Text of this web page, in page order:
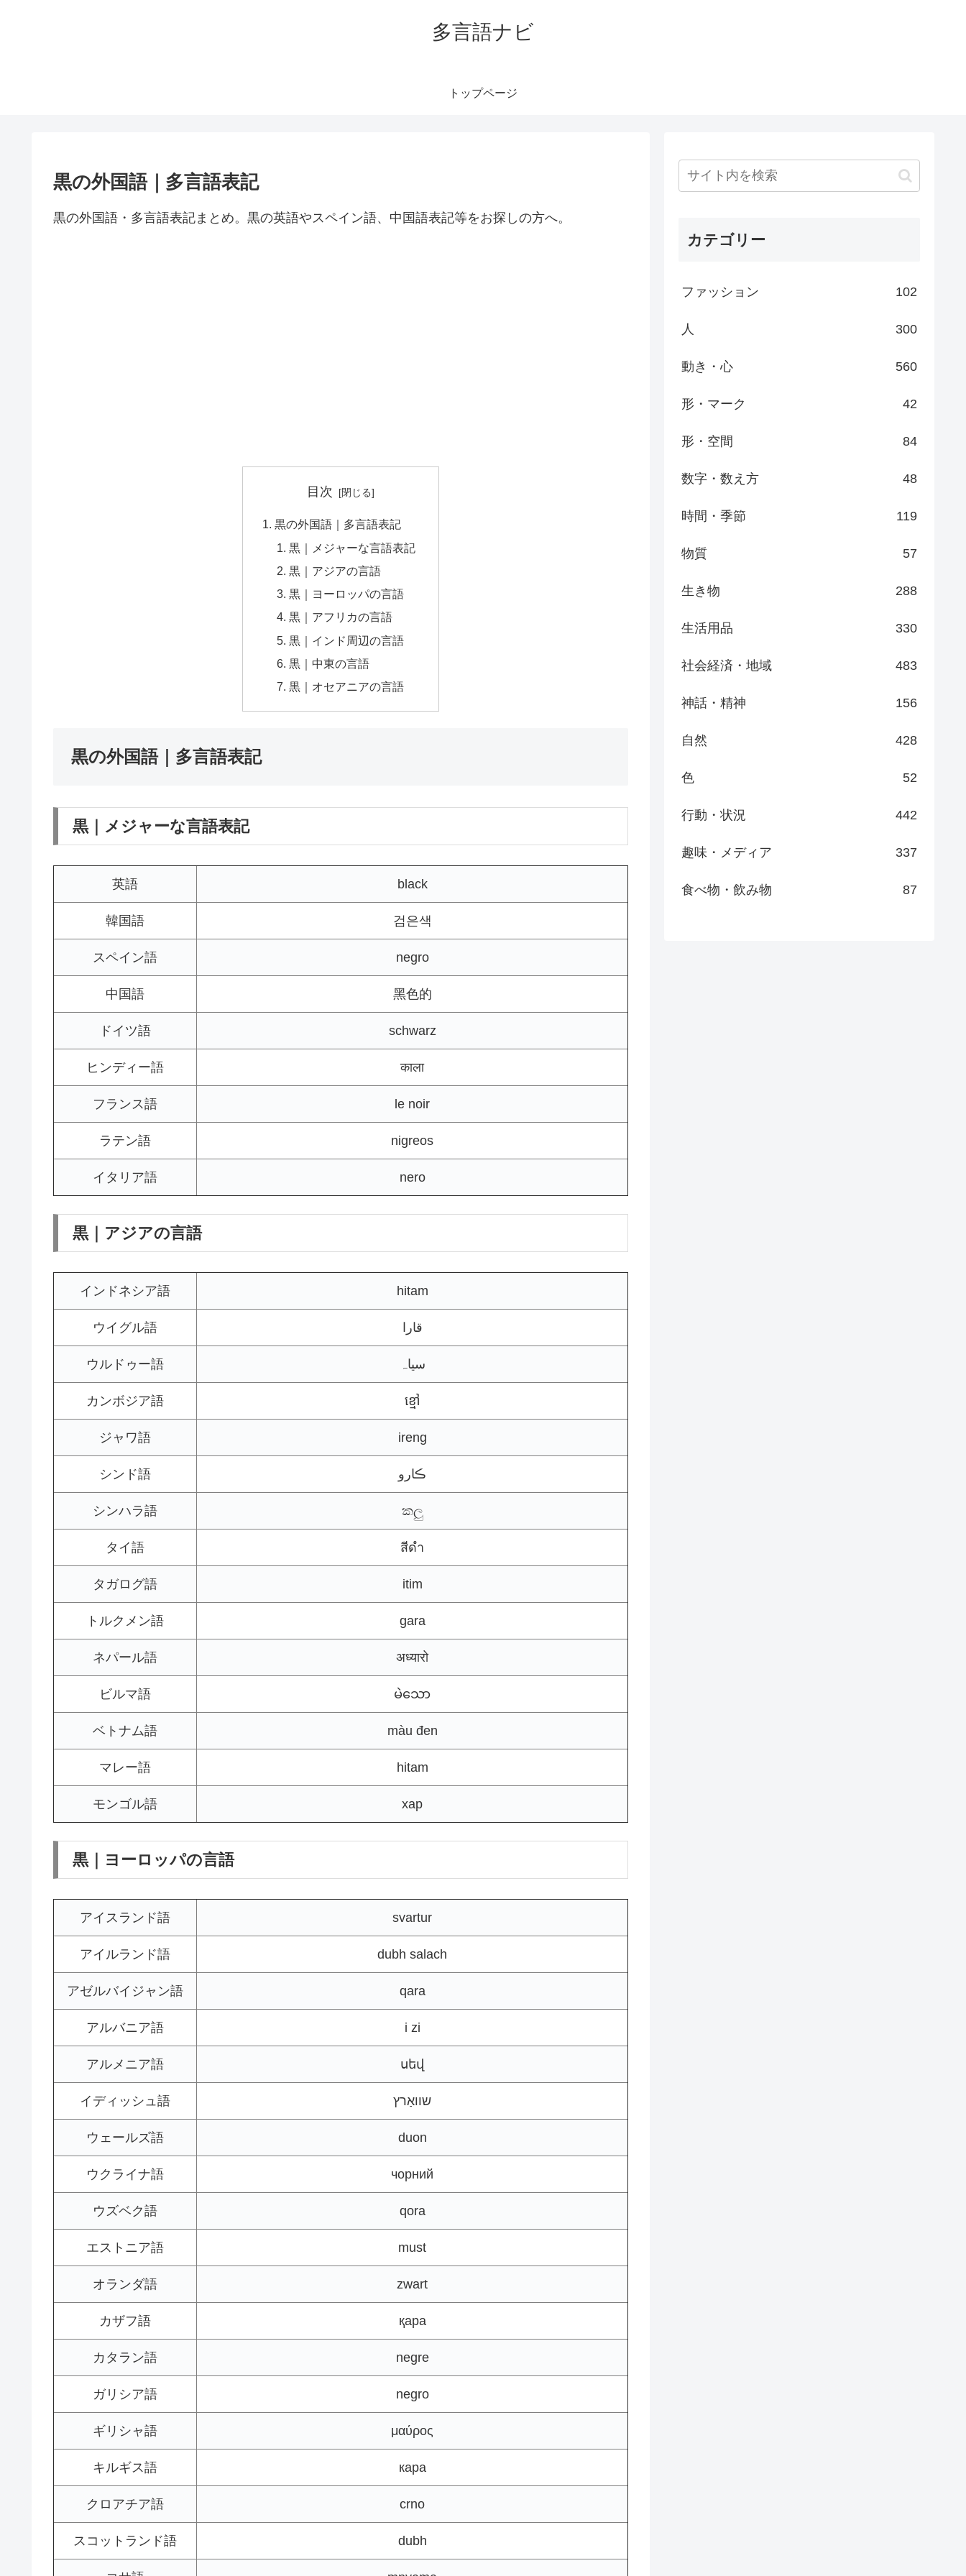
多言語ナビ
トップページ
黒の外国語｜多言語表記
黒の外国語・多言語表記まとめ。黒の英語やスペイン語、中国語表記等をお探しの方へ。
目次
黒の外国語｜多言語表記
黒｜メジャーな言語表記
黒｜アジアの言語
黒｜ヨーロッパの言語
黒｜アフリカの言語
黒｜インド周辺の言語
黒｜中東の言語
黒｜オセアニアの言語
黒の外国語｜多言語表記
黒｜メジャーな言語表記
英語 black
韓国語 검은색
スペイン語 negro
中国語 黑色的
ドイツ語 schwarz
ヒンディー語 काला
フランス語 le noir
ラテン語 nigreos
イタリア語 nero
黒｜アジアの言語
インドネシア語 hitam
ウイグル語 قارا
ウルドゥー語 سیاہ
カンボジア語 ខ្មៅ
ジャワ語 ireng
シンド語 ڪارو
シンハラ語 කලු
タイ語 สีดำ
タガログ語 itim
トルクメン語 gara
ネパール語 अध्यारो
ビルマ語 မဲသော
ベトナム語 màu đen
マレー語 hitam
モンゴル語 хар
黒｜ヨーロッパの言語
アイスランド語 svartur
アイルランド語 dubh salach
アゼルバイジャン語 qara
アルバニア語 i zi
アルメニア語 սեվ
イディッシュ語 שוואַרץ
ウェールズ語 duon
ウクライナ語 чорний
ウズベク語 qora
エストニア語 must
オランダ語 zwart
カザフ語 қара
カタラン語 negre
ガリシア語 negro
ギリシャ語 μαύρος
キルギス語 кара
クロアチア語 crno
スコットランド語 dubh
カテゴリー
ファッション 102
人 300
動き・心 560
形・マーク 42
形・空間 84
数字・数え方 48
時間・季節 119
物質 57
生き物 288
生活用品 330
社会経済・地域 483
神話・精神 156
自然 428
色 52
行動・状況 442
趣味・メディア 337
食べ物・飲み物 87